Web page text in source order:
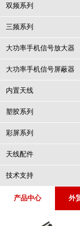
双频系列
三频系列
大功率手机信号放大器
大功率手机信号屏蔽器
内置天线
塑胶系列
彩屏系列
天线配件
技术支持
产品中心 外